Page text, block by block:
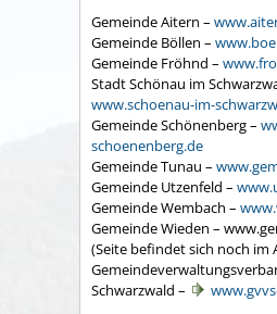
Gemeinde Aitern –
Gemeinde Böllen –
Gemeinde Fröhnd –
Stadt Schönau im
www.schoenau-im-
Gemeinde Schönenberg –
schoenenberg.de
Gemeinde Tunau –
Gemeinde Utzenfeld –
Gemeinde Wembach –
Gemeinde Wieden –
(Seite befindet sich noch im
Schwarzwald –